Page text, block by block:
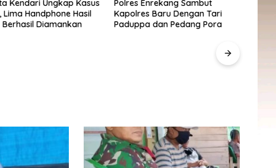
Kendari Ungkap Kasus
Lima Handphone Hasil
Berhasil Diamankan
Polres Enrekang Sambut
Kapolres Baru Dengan Tari
Paduppa dan Pedang Pora